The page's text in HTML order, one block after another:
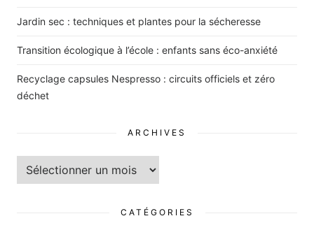
Jardin sec : techniques et plantes pour la sécheresse
Transition écologique à l’école : enfants sans éco-anxiété
Recyclage capsules Nespresso : circuits officiels et zéro
déchet
ARCHIVES
Archives
CATÉGORIES